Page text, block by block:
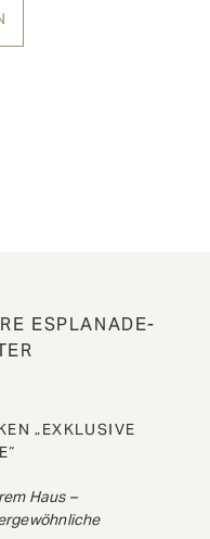
ESPLANADE-
„EXKLUSIVE
Haus –